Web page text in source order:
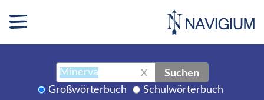
X Suchen
Großwörterbuch Schulwörterbuch